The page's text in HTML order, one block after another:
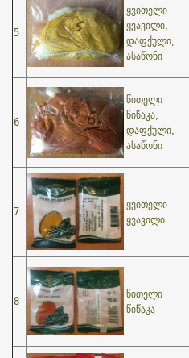
5
ყვითელი
ყვავილი,
დაფქული,
ასაწონი
6
წითელი
წიწაკა,
დაფქული,
ასაწონი
7
ყვითელი
ყვავილი
8
წითელი
წიწაკა